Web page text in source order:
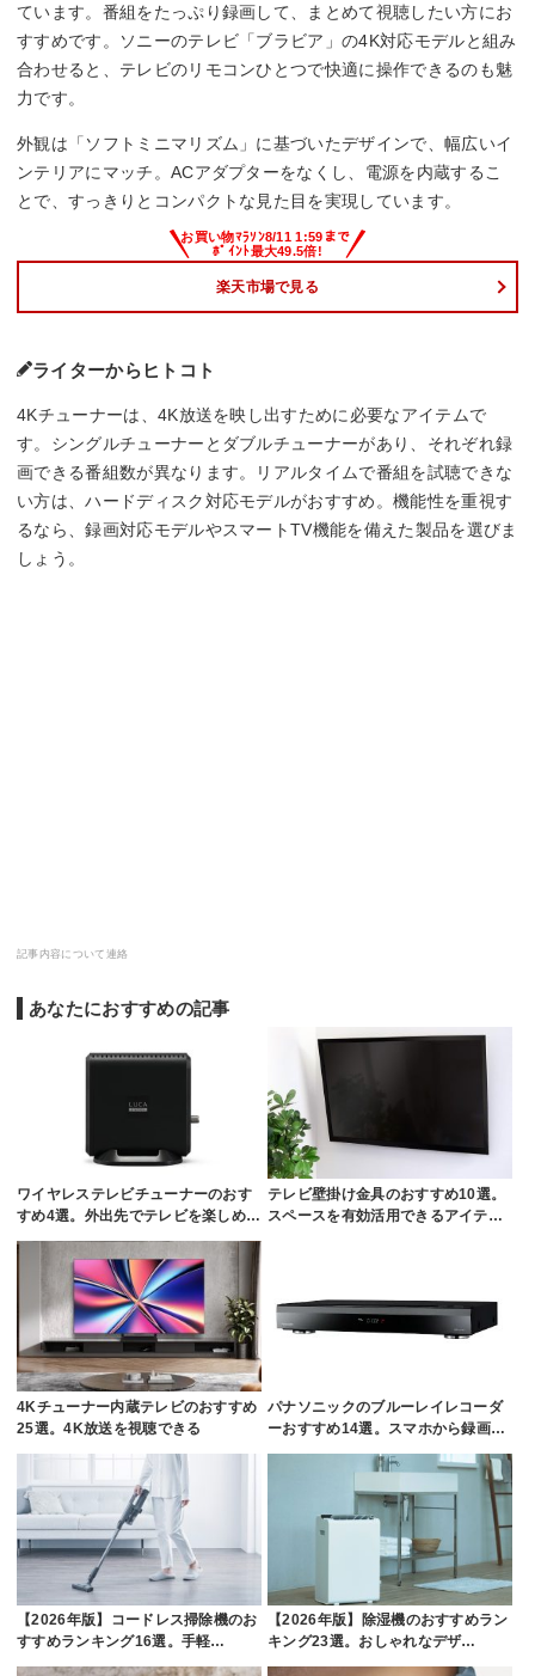
ています。番組をたっぷり録画して、まとめて視聴したい方にお
すすめです。ソニーのテレビ「ブラビア」の4K対応モデルと組み
合わせると、テレビのリモコンひとつで快適に操作できるのも魅
力です。
外観は「ソフトミニマリズム」に基づいたデザインで、幅広いイ
ンテリアにマッチ。ACアダプターをなくし、電源を内蔵するこ
とで、すっきりとコンパクトな見た目を実現しています。
楽天市場で見る
ライターからヒトコト
4Kチューナーは、4K放送を映し出すために必要なアイテムで
す。シングルチューナーとダブルチューナーがあり、それぞれ録
画できる番組数が異なります。リアルタイムで番組を試聴できな
い方は、ハードディスク対応モデルがおすすめ。機能性を重視す
るなら、録画対応モデルやスマートTV機能を備えた製品を選びま
しょう。
記事内容について連絡
あなたにおすすめの記事
ワイヤレステレビチューナーのおす
すめ4選。外出先でテレビを楽しめ…
テレビ壁掛け金具のおすすめ10選。
スペースを有効活用できるアイテ…
4Kチューナー内蔵テレビのおすすめ
25選。4K放送を視聴できる
パナソニックのブルーレイレコーダ
ーおすすめ14選。スマホから録画…
【2026年版】コードレス掃除機のお
すすめランキング16選。手軽…
【2026年版】除湿機のおすすめラン
キング23選。おしゃれなデザ…